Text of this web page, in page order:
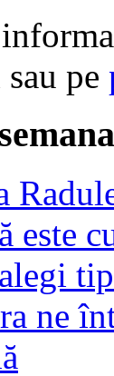
pe
este
ne